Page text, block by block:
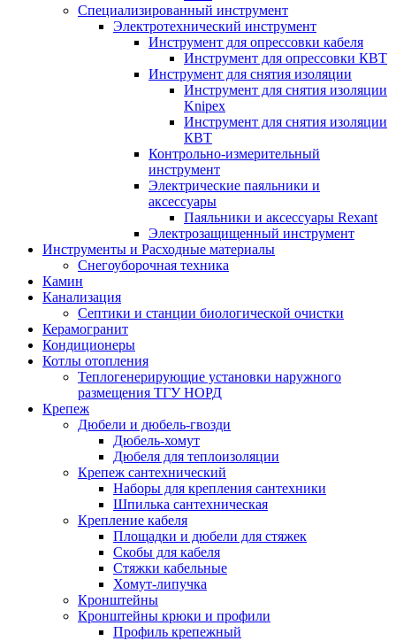
Специализированный инструмент
Электротехнический инструмент
Инструмент для опрессовки кабеля
Инструмент для опрессовки КВТ
Инструмент для снятия изоляции
Инструмент для снятия изоляции
Knipex
Инструмент для снятия изоляции
КВТ
Контрольно-измерительный
инструмент
Электрические паяльники и
аксессуары
Паяльники и аксессуары Rexant
Электрозащищенный инструмент
Инструменты и Расходные материалы
Снегоуборочная техника
Камин
Канализация
Септики и станции биологической очистки
Керамогранит
Кондиционеры
Котлы отопления
Теплогенерирующие установки наружного
размещения ТГУ НОРД
Крепеж
Дюбели и дюбель-гвозди
Дюбель-хомут
Дюбеля для теплоизоляции
Крепеж сантехнический
Наборы для крепления сантехники
Шпилька сантехническая
Крепление кабеля
Площадки и дюбели для стяжек
Скобы для кабеля
Стяжки кабельные
Хомут-липучка
Кронштейны
Кронштейны крюки и профили
Профиль крепежный